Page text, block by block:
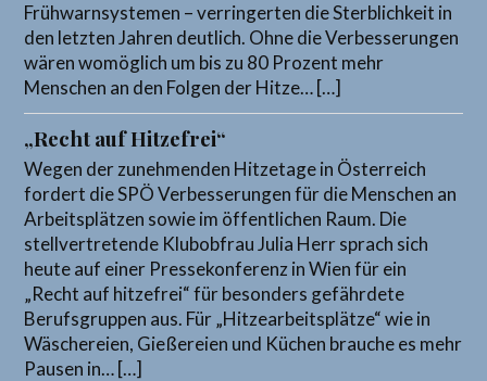
Frühwarnsystemen – verringerten die Sterblichkeit in
den letzten Jahren deutlich. Ohne die Verbesserungen
wären womöglich um bis zu 80 Prozent mehr
Menschen an den Folgen der Hitze… […]
„Recht auf Hitzefrei“
Wegen der zunehmenden Hitzetage in Österreich
fordert die SPÖ Verbesserungen für die Menschen an
Arbeitsplätzen sowie im öffentlichen Raum. Die
stellvertretende Klubobfrau Julia Herr sprach sich
heute auf einer Pressekonferenz in Wien für ein
„Recht auf hitzefrei“ für besonders gefährdete
Berufsgruppen aus. Für „Hitzearbeitsplätze“ wie in
Wäschereien, Gießereien und Küchen brauche es mehr
Pausen in… […]